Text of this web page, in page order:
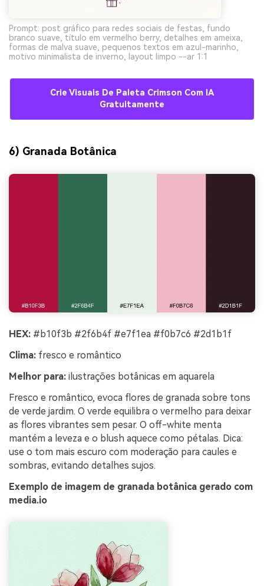
Prompt: post gráfico para redes sociais de festas, fundo
branco suave, título em vermelho berry, detalhes em ameixa,
formas de malva suave, pequenos textos em azul-marinho,
motivo minimalista de inverno, layout limpo --ar 1:1
Crie Visuais De Paleta Crimson Com IA
Gratuitamente
6) Granada Botânica
HEX: #b10f3b #2f6b4f #e7f1ea #f0b7c6 #2d1b1f
Clima: fresco e romântico
Melhor para: ilustrações botânicas em aquarela
Fresco e romântico, evoca flores de granada sobre tons
de verde jardim. O verde equilibra o vermelho para deixar
as flores vibrantes sem pesar. O off-white menta
mantém a leveza e o blush aquece como pétalas. Dica:
use o tom mais escuro com moderação para caules e
sombras, evitando detalhes sujos.
Exemplo de imagem de granada botânica gerado com
media.io